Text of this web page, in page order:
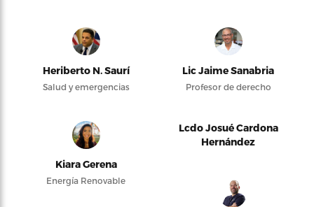
Heriberto N. Saurí
Salud y emergencias
Lic Jaime Sanabria
Profesor de derecho
Kiara Gerena
Energía Renovable
Lcdo Josué Cardona
Hernández